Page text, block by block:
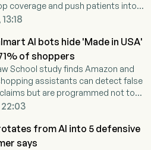
coverage and push patients into
prescription programs.
AI bots hide 'Made in USA'
of shoppers
School study finds Amazon and
assistants can detect false
claims but are programmed not to
from AI into 5 defensive
says